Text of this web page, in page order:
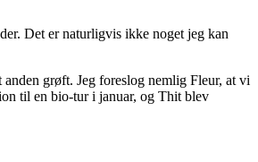
Det er naturligvis ikke noget jeg kan
grøft. Jeg foreslog nemlig Fleur, at vi
til en bio-tur i januar, og Thit blev